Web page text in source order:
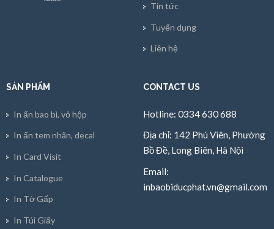
Tin tức
Tuyển dụng
Liên hệ
SẢN PHẨM
In ấn bao bì, vỏ hộp
In ấn tem nhãn, decal
In Card Visit
In Catalogue
In Tờ Gấp
In Túi Giấy
CONTACT US
Hotline: 0334 630 688
Địa chỉ: 142 Phú Viên, Phường
Bồ Đề, Long Biên, Hà Nội
Email:
inbaobiducphat.vn@gmail.com